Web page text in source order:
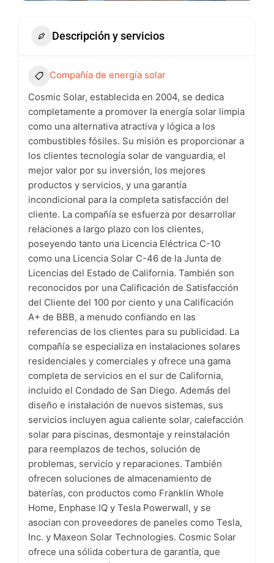
Descripción y servicios
Compañía de energía solar
Cosmic Solar, establecida en 2004, se dedica
completamente a promover la energía solar limpia
como una alternativa atractiva y lógica a los
combustibles fósiles. Su misión es proporcionar a
los clientes tecnología solar de vanguardia, el
mejor valor por su inversión, los mejores
productos y servicios, y una garantía
incondicional para la completa satisfacción del
cliente. La compañía se esfuerza por desarrollar
relaciones a largo plazo con los clientes,
poseyendo tanto una Licencia Eléctrica C-10
como una Licencia Solar C-46 de la Junta de
Licencias del Estado de California. También son
reconocidos por una Calificación de Satisfacción
del Cliente del 100 por ciento y una Calificación
A+ de BBB, a menudo confiando en las
referencias de los clientes para su publicidad. La
compañía se especializa en instalaciones solares
residenciales y comerciales y ofrece una gama
completa de servicios en el sur de California,
incluido el Condado de San Diego. Además del
diseño e instalación de nuevos sistemas, sus
servicios incluyen agua caliente solar, calefacción
solar para piscinas, desmontaje y reinstalación
para reemplazos de techos, solución de
problemas, servicio y reparaciones. También
ofrecen soluciones de almacenamiento de
baterías, con productos como Franklin Whole
Home, Enphase IQ y Tesla Powerwall, y se
asocian con proveedores de paneles como Tesla,
Inc. y Maxeon Solar Technologies. Cosmic Solar
ofrece una sólida cobertura de garantía, que